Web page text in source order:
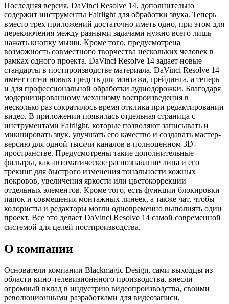
Последняя версия, DaVinci Resolve 14, дополнительно
содержит инструменты Fairlight для обработки звука. Теперь
вместо трех приложений достаточно иметь одно, при этом для
переключения между разными задачами нужно всего лишь
нажать кнопку мыши. Кроме того, предусмотрена
возможность совместного творчества нескольких человек в
рамках одного проекта. DaVinci Resolve 14 задает новые
стандарты в постпроизводстве материала. DaVinci Resolve 14
имеет сотни новых средств для монтажа, грейдинга, а теперь
и для профессиональной обработки аудиодорожки. Благодаря
модернизированному механизму воспроизведения в
несколько раз сократилось время отклика при редактировании
видео. В приложении появилась отдельная страница с
инструментами Fairlight, которые позволяют записывать и
микшировать звук, улучшать его качество и создавать мастер-
версию для одной тысячи каналов в полноценном 3D-
пространстве. Предусмотрены такие дополнительные
фильтры, как автоматическое распознавание лица и его
трекинг для быстрого изменения тональности кожных
покровов, увеличения яркости или цветокоррекции
отдельных элементов. Кроме того, есть функции блокировки
папок и совмещения монтажных линеек, а также чат, чтобы
колористы и редакторы могли одновременно выполнять один
проект. Все это делает DaVinci Resolve 14 самой современной
системой для целей постпроизводства.
О компании
Основатели компании Blackmagic Design, сами выходцы из
области кино-телевизионнного производства, внесли
огромный вклад в индустрию видеопроизводства, своими
революционными разработками для видеозаписи,